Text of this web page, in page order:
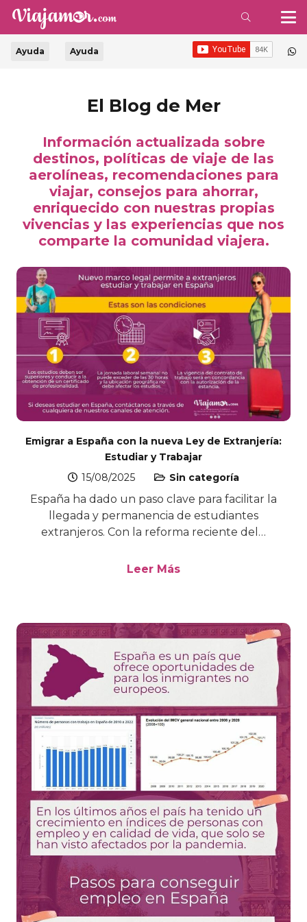
Ayuda Ayuda
El Blog de Mer
Información actualizada sobre
destinos, políticas de viaje de las
aerolíneas, recomendaciones para
viajar, consejos para ahorrar,
enriquecido con nuestras propias
vivencias y las experiencias que nos
comparte la comunidad viajera.
Emigrar a España con la nueva Ley de Extranjería:
Estudiar y Trabajar
15/08/2025
Sin categoría
España ha dado un paso clave para facilitar la
llegada y permanencia de estudiantes
extranjeros. Con la reforma reciente del…
Leer Más